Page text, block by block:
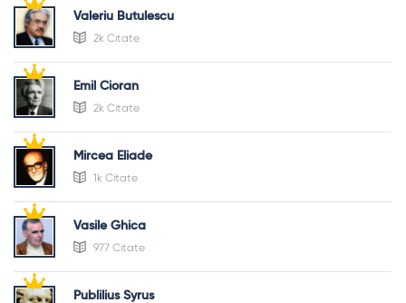
Valeriu Butulescu
2k Citate
Emil Cioran
2k Citate
Mircea Eliade
1k Citate
Vasile Ghica
977 Citate
Publilius Syrus